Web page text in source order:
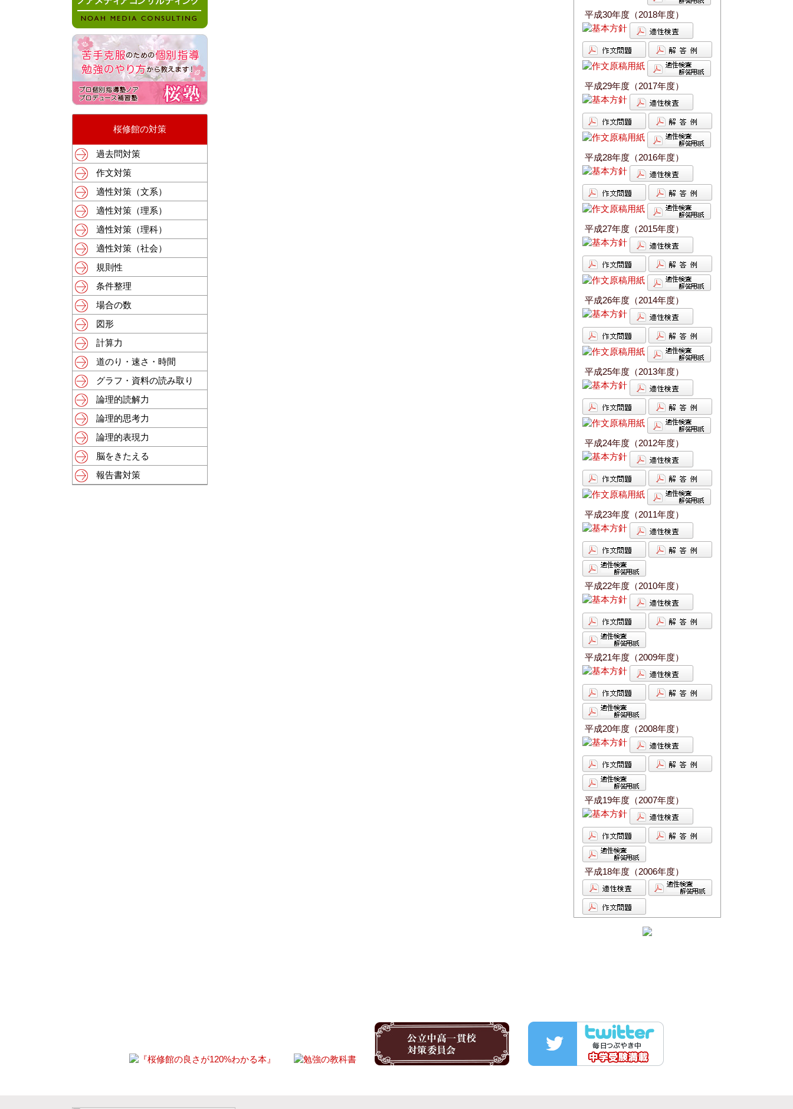
桜修館の対策
過去問対策
作文対策
適性対策（文系）
適性対策（理系）
適性対策（理科）
適性対策（社会）
規則性
条件整理
場合の数
図形
計算力
道のり・速さ・時間
グラフ・資料の読み取り
論理的読解力
論理的思考力
論理的表現力
脳をきたえる
報告書対策
平成30年度（2018年度）
平成29年度（2017年度）
平成28年度（2016年度）
平成27年度（2015年度）
平成26年度（2014年度）
平成25年度（2013年度）
平成24年度（2012年度）
平成23年度（2011年度）
平成22年度（2010年度）
平成21年度（2009年度）
平成20年度（2008年度）
平成19年度（2007年度）
平成18年度（2006年度）